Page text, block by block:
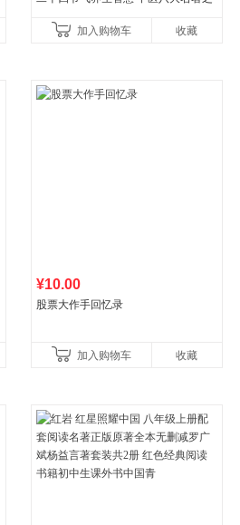
加入购物车
收藏
¥10.00
股票大作手回忆录
加入购物车 收藏